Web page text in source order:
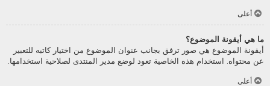
أعلى
ما هي أيقونة الموضوع؟
أيقونة الموضوع هي صور ترفق بجانب عنوان الموضوع من اختيار كاتبه للتعبير
عن محتواه. استخدام هذه الخاصية تعود لوضع مدير المنتدى لصلاحية استخدامها.
أعلى